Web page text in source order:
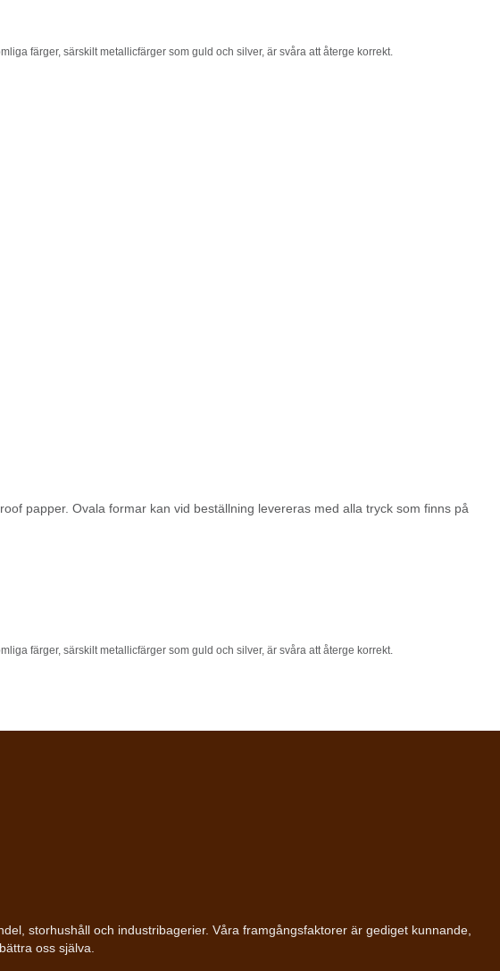
färger, särskilt metallicfärger som guld och silver, är svåra att återge korrekt.
papper. Ovala formar kan vid beställning levereras med alla tryck som finns på
färger, särskilt metallicfärger som guld och silver, är svåra att återge korrekt.
storhushåll och industribagerier. Våra framgångsfaktorer är gediget kunnande,
oss själva.